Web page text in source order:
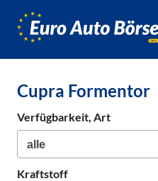
Cupra Formentor
Verfügbarkeit, Art
Kraftstoff